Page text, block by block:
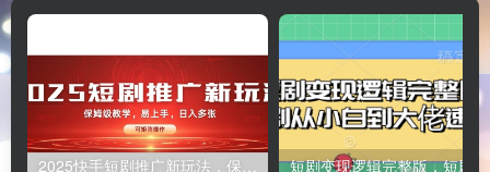
2025快手短剧推广新玩法，保姆级教学，日入多张，可矩阵操作